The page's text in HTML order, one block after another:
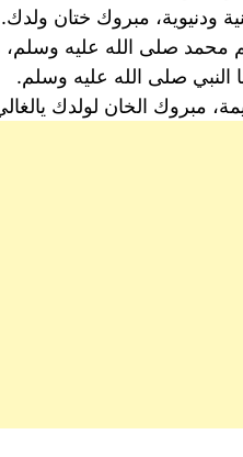
ودنيوية، مبروك ختان ولدك.
محمد صلى الله عليه
النبي صلى الله عليه وسلم.
مبروك الخان لولدك